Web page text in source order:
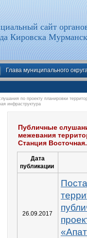
сайт
Кировска
Глава муниципального
по проекту планировки
инфраструктура
Публичные
межевания
Станция
Дата
публикации
26.09.2017